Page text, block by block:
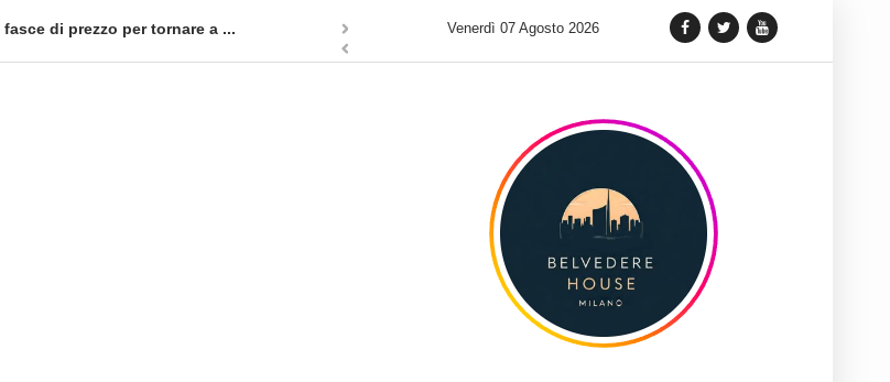
in terra siciliana: Quellidipiazzatrinità Tag Heuer lancia una variante Limited Edition del Carrera
Venerdì 07 Agosto 2026